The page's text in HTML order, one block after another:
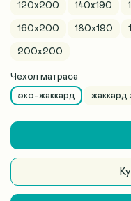
120х200 140x190
160х200 180x190
200х200
Чехол матраса
эко-жаккард
жаккард